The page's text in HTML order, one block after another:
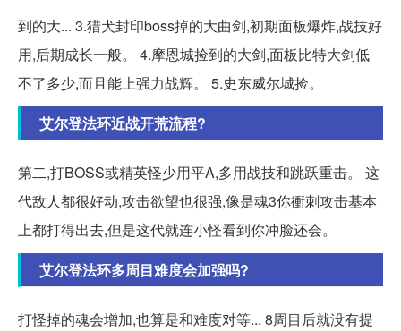
到的大... 3.猎犬封印boss掉的大曲剑,初期面板爆炸,战技好
用,后期成长一般。 4.摩恩城捡到的大剑,面板比特大剑低
不了多少,而且能上强力战辉。 5.史东威尔城捡。
艾尔登法环近战开荒流程?
第二,打BOSS或精英怪少用平A,多用战技和跳跃重击。 这
代敌人都很好动,攻击欲望也很强,像是魂3你衝刺攻击基本
上都打得出去,但是这代就连小怪看到你冲脸还会。
艾尔登法环多周目难度会加强吗?
打怪掉的魂会增加,也算是和难度对等... 8周目后就没有提